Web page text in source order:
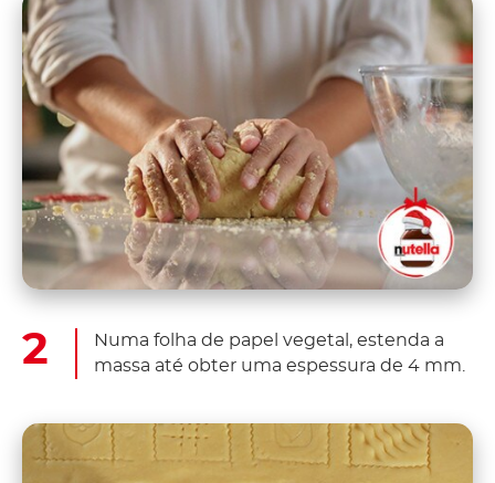
Numa folha de papel vegetal, estenda a
massa até obter uma espessura de 4 mm.